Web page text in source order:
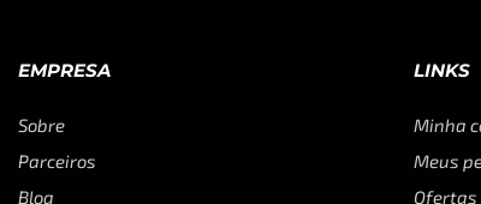
EMPRESA
Sobre
Parceiros
Blog
LINKS
Minha
Meus
Ofertas